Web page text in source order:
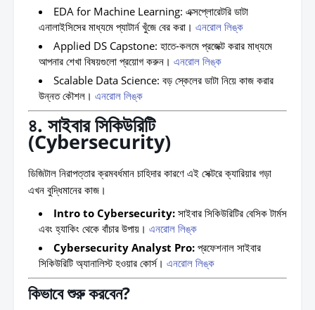
EDA for Machine Learning: এক্সপ্লোরেটরি ডাটা
এনালাইসিসের মাধ্যমে প্যাটার্ন খুঁজে বের করা। এনরোল লিঙ্ক
Applied DS Capstone: হাতে-কলমে প্রজেক্ট করার মাধ্যমে
আপনার শেখা বিষয়গুলো প্রয়োগ করুন। এনরোল লিঙ্ক
Scalable Data Science: বড় স্কেলের ডাটা নিয়ে কাজ করার
উন্নত কৌশল। এনরোল লিঙ্ক
৪. সাইবার সিকিউরিটি
(Cybersecurity)
ডিজিটাল নিরাপত্তার ক্রমবর্ধমান চাহিদার কারণে এই সেক্টরে ক্যারিয়ার গড়া
এখন বুদ্ধিমানের কাজ।
Intro to Cybersecurity: সাইবার সিকিউরিটির বেসিক টার্মস
এবং হ্যাকিং থেকে বাঁচার উপায়। এনরোল লিঙ্ক
Cybersecurity Analyst Pro: প্রফেশনাল সাইবার
সিকিউরিটি অ্যানালিস্ট হওয়ার কোর্স। এনরোল লিঙ্ক
কিভাবে শুরু করবেন?